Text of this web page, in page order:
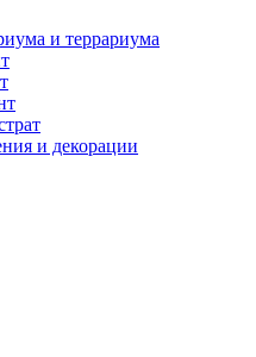
и террариума
и декорации